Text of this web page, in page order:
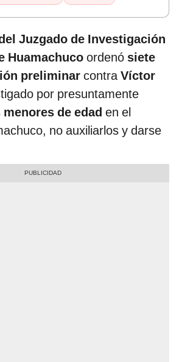
Juzgado de Investigación
Huamachuco ordenó siete
preliminar contraVíctor
por presuntamente
menores de edad en el
no auxiliarlos y darse